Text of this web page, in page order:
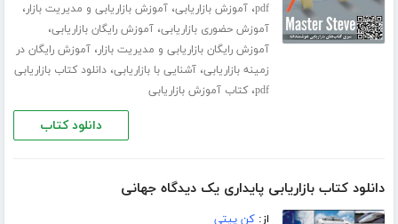
pdf،آموزش بازاریابی،آموزش بازاریابی و مدیریت بازار،
آموزش حضوری بازاریابی،آموزش رایگان بازاریابی،
آموزش رایگان بازاریابی و مدیریت بازار،آموزش رایگان در
زمینه بازاریابی،آشنایی با بازاریابی،دانلود کتاب بازاریابی
pdf،کتاب آموزش بازاریابی
دانلود کتاب
دانلود کتاب بازاریابی پایداری یک دیدگاه جهانی
از:کن پیتی